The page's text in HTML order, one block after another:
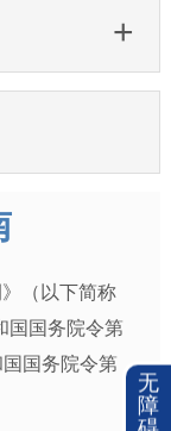
（以下简称
国国务院令第
国务院令第
无
障